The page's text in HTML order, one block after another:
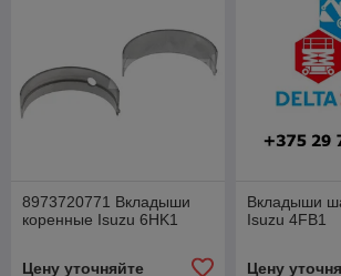
8973720771 Вкладыши
коренные Isuzu 6HK1
Цену уточняйте
Вкладыши
Isuzu 4FB1
Цену